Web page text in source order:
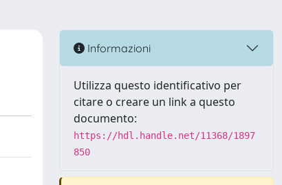
Informazioni
Utilizza questo identificativo per
citare o creare un link a questo
documento:
https://hdl.handle.net/11368/1897
850